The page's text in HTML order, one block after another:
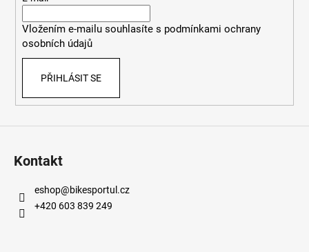
Vložením e-mailu souhlasíte s podmínkami ochrany
osobních údajů
PŘIHLÁSIT SE
Kontakt
eshop@bikesportul.cz
+420 603 839 249